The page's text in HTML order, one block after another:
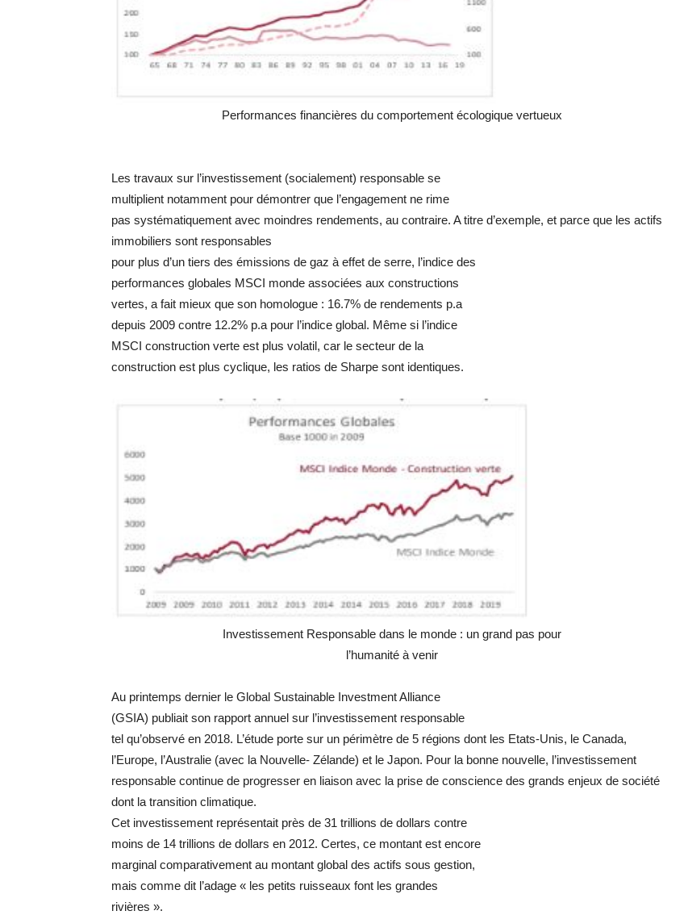
Performances financières du comportement écologique vertueux
Les travaux sur l’investissement (socialement) responsable se
multiplient notamment pour démontrer que l’engagement ne rime
pas systématiquement avec moindres rendements, au contraire. A titre d’exemple, et parce que les actifs
immobiliers sont responsables
pour plus d’un tiers des émissions de gaz à effet de serre, l’indice des
performances globales MSCI monde associées aux constructions
vertes, a fait mieux que son homologue : 16.7% de rendements p.a
depuis 2009 contre 12.2% p.a pour l’indice global. Même si l’indice
MSCI construction verte est plus volatil, car le secteur de la
construction est plus cyclique, les ratios de Sharpe sont identiques.
Investissement Responsable dans le monde : un grand pas pour
l’humanité à venir
Au printemps dernier le Global Sustainable Investment Alliance
(GSIA) publiait son rapport annuel sur l’investissement responsable
tel qu’observé en 2018. L’étude porte sur un périmètre de 5 régions dont les Etats-Unis, le Canada,
l’Europe, l’Australie (avec la Nouvelle- Zélande) et le Japon. Pour la bonne nouvelle, l’investissement
responsable continue de progresser en liaison avec la prise de conscience des grands enjeux de société
dont la transition climatique.
Cet investissement représentait près de 31 trillions de dollars contre
moins de 14 trillions de dollars en 2012. Certes, ce montant est encore
marginal comparativement au montant global des actifs sous gestion,
mais comme dit l’adage « les petits ruisseaux font les grandes
rivières ».